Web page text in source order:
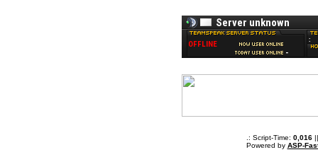
.: Script-Time: 0,016||
Powered by ASP-